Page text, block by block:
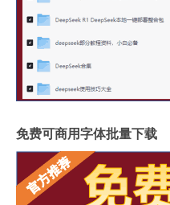
免费可商用字体批量下载